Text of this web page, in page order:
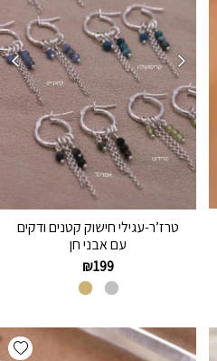
טרז’ר-עגילי חישוק קטנים ודקים
עם אבני חן
₪199
Add